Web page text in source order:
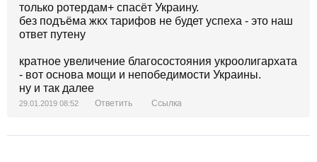
только ротердам+ спасёт Украину.
без подъёма жкх тарифов не будет успеха - это наш
ответ путену
кратное увеличение благосостояния укроолигархата
- вот основа мощи и непобедимости Украины.
ну и так далее
29.01.2019 08:52 Ответить Ссылка